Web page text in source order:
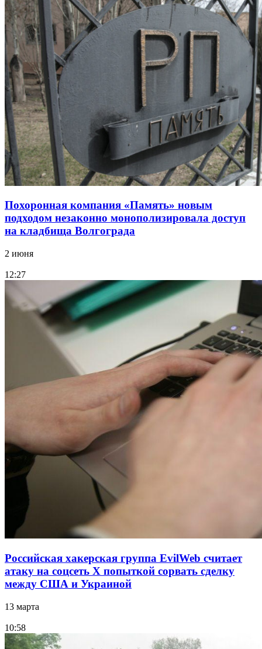
Похоронная компания «Память» новым
подходом незаконно монополизировала доступ
на кладбища Волгограда
2 июня
12:27
Российская хакерская группа EvilWeb считает
атаку на соцсеть Х попыткой сорвать сделку
между США и Украиной
13 марта
10:58